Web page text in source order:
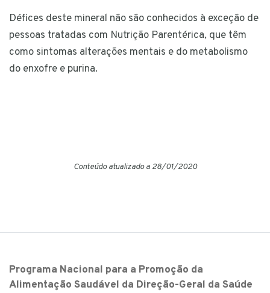
Défices deste mineral não são conhecidos à exceção de
pessoas tratadas com Nutrição Parentérica, que têm
como sintomas alterações mentais e do metabolismo
do enxofre e purina.
Conteúdo atualizado a 28/01/2020
Programa Nacional para a Promoção da
Alimentação Saudável da Direção-Geral da Saúde